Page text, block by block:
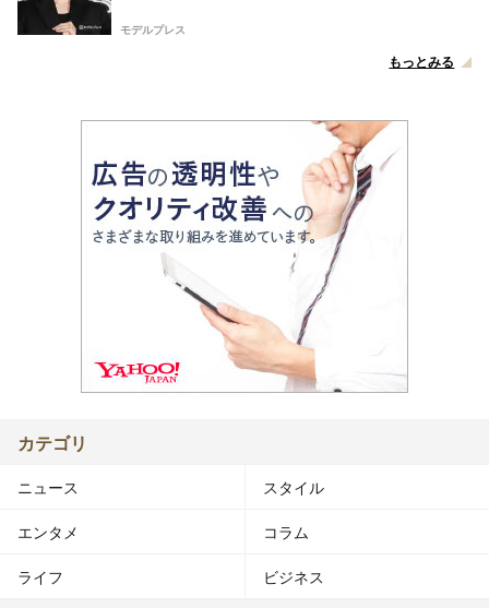
モデルプレス
もっとみる
カテゴリ
ニュース スタイル
エンタメ コラム
ライフ ビジネス